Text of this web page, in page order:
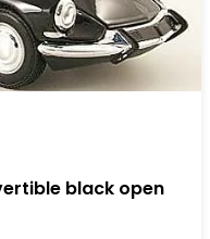
black open